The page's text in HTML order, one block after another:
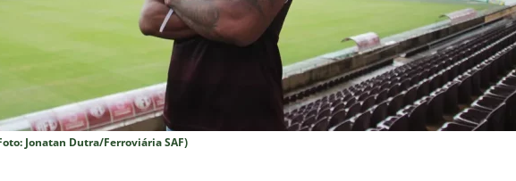
clássico decisivo pelo Brasileirão Feminino
NOTÍCIAS
[ 7 de agosto de 2026 ]
Fluminense fecha sede social às pressas nesta sexta-feira; saiba o motivo
[ 7 de agosto de 2026 ] Crise política no Fluminense: Frente Ampla Tricolor publica análise dura
sobre a “decomposição” das Torcidas Organizadas e cooptação pela gestão
NOTÍCIAS
Jonatan Dutra/Ferroviária SAF)